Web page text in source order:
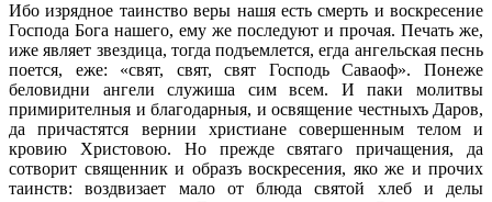
Ибо изрядное таинство веры нашя есть смерть и воскресение
Господа Бога нашего, ему же последуют и прочая. Печать же,
иже являет звездица, тогда подъемлется, егда ангельская песнь
поется, еже: «свят, свят, свят Господь Саваоф». Понеже
беловидни ангели служиша сим всем. И паки молитвы
примирителныя и благодарныя, и освящение честныхъ Даров,
да причастятся вернии христиане совершенным телом и
кровию Христовою. Но прежде святаго причащения, да
сотворит священник и образъ воскресения, яко же и прочих
таинств: воздвизает мало от блюда святой хлеб и делы